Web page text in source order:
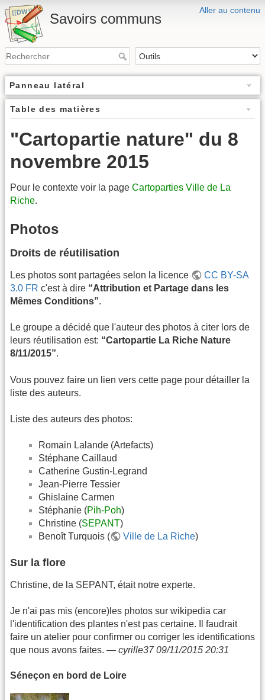
Aller au contenu
Savoirs communs
Panneau latéral
Table des matières
"Cartopartie nature" du 8
novembre 2015
Pour le contexte voir la page Cartoparties Ville de La
Riche.
Photos
Droits de réutilisation
Les photos sont partagées selon la licence
CC BY-SA
3.0 FR c'est à dire “Attribution et Partage dans les
Mêmes Conditions”.
Le groupe a décidé que l'auteur des photos à citer lors de
leurs réutilisation est: “Cartopartie La Riche Nature
8/11/2015”.
Vous pouvez faire un lien vers cette page pour détailler la
liste des auteurs.
Liste des auteurs des photos:
Romain Lalande (Artefacts)
Stéphane Caillaud
Catherine Gustin-Legrand
Jean-Pierre Tessier
Ghislaine Carmen
Stéphanie (Pih-Poh)
Christine (SEPANT)
Benoît Turquois (
Ville de La Riche)
Sur la flore
Christine, de la SEPANT, était notre experte.
Je n'ai pas mis (encore)les photos sur wikipedia car
l'identification des plantes n'est pas certaine. Il faudrait
faire un atelier pour confirmer ou corriger les identifications
que nous avons faites. — cyrille37 09/11/2015 20:31
Séneçon en bord de Loire